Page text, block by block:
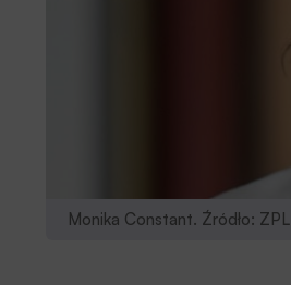
Monika Constant. Źródło: ZPL